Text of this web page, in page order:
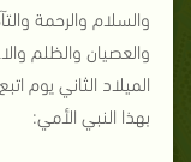
والسلام والرحمة
والعصيان والظلم
الميلاد الثاني يوم
بهذا النبي الأمي: